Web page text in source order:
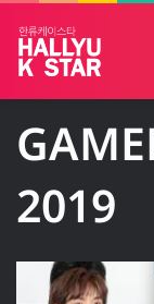
2019